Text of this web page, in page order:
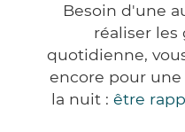
Besoin d'une
réaliser les
quotidienne,
encore pour
la nuit : être